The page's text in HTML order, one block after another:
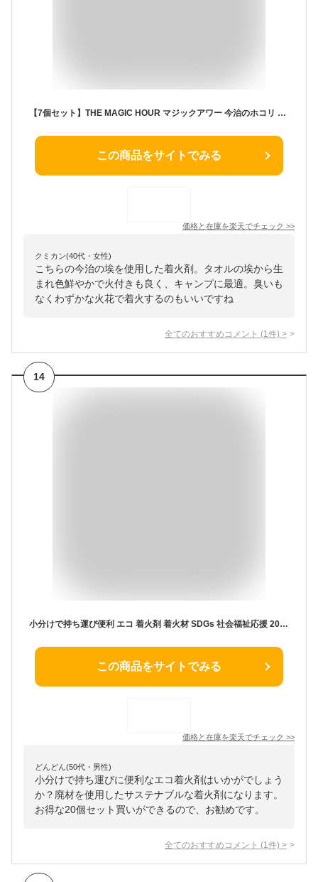
【7個セット】THE MAGIC HOUR マジックアワー 今治のホコリ 着火剤 20分燃焼 付属ケース付き 火起こし 焚き火 バーベキュー BBQ キャンプ用品 ファイヤースターター ファイアースターター ファイアスターター アウトドア 用品 グッズ 【rcn】【rcm】
この商品をサイトでみる
価格と在庫を楽天でチェック >>
クミカン(40代・女性)
こちらの今治の埃を使用した着火剤。タオルの埃から生
まれ色鮮やかで火付きも良く、キャンプに最適。臭いも
なくわずかな火花で着火するのもいいですね
全てのおすすめコメント (1 件) >
14
小分けで持ち運び便利 エコ 着火剤 着火材 SDGs 社会福祉応援 20個セット 固形 ニオイなし 手作り AND MYSELF ソロキャンプ レジャー アウトドア キャンプ アンドマイセルフ セット
この商品をサイトでみる
価格と在庫を楽天でチェック >>
どんどん(50代・男性)
小分けで持ち運びに便利なエコ着火剤はいかがでしょう
か？廃材を使用したサステナブルな着火剤になります。
お得な20個セット買いができるので、お勧めです。
全てのおすすめコメント (1 件) >